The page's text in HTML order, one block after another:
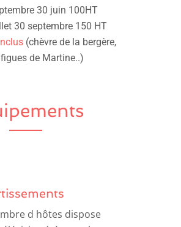
30 juin 100HT
30 septembre 150 HT
(chèvre de la bergère,
de Martine..)
d hôtes dispose